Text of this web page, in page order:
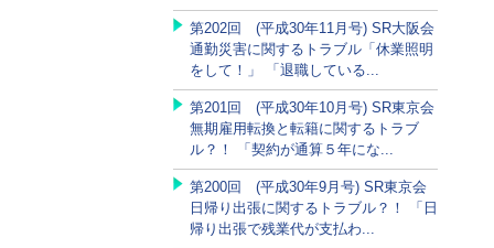
第202回 (平成30年11月号) SR大阪会
通勤災害に関するトラブル「休業照明
をして！」 「退職している...
第201回 (平成30年10月号) SR東京会
無期雇用転換と転籍に関するトラブ
ル？！ 「契約が通算５年にな...
第200回 (平成30年9月号) SR東京会
日帰り出張に関するトラブル？！ 「日
帰り出張で残業代が支払わ...